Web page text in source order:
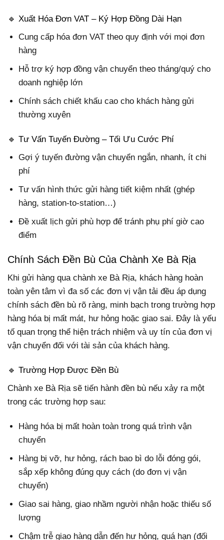
🔹 Xuất Hóa Đơn VAT – Ký Hợp Đồng Dài Hạn
Cung cấp hóa đơn VAT theo quy định với mọi đơn
hàng
Hỗ trợ ký hợp đồng vận chuyển theo tháng/quý cho
doanh nghiệp lớn
Chính sách chiết khấu cao cho khách hàng gửi
thường xuyên
🔹 Tư Vấn Tuyến Đường – Tối Ưu Cước Phí
Gợi ý tuyến đường vận chuyển ngắn, nhanh, ít chi
phí
Tư vấn hình thức gửi hàng tiết kiệm nhất (ghép
hàng, station-to-station…)
Đề xuất lịch gửi phù hợp để tránh phụ phí giờ cao
điểm
Chính Sách Đền Bù Của Chành Xe Bà Rịa
Khi gửi hàng qua chành xe Bà Rịa, khách hàng hoàn
toàn yên tâm vì đa số các đơn vị vận tải đều áp dụng
chính sách đền bù rõ ràng, minh bạch trong trường hợp
hàng hóa bị mất mát, hư hỏng hoặc giao sai. Đây là yếu
tố quan trọng thể hiện trách nhiệm và uy tín của đơn vị
vận chuyển đối với tài sản của khách hàng.
🔹 Trường Hợp Được Đền Bù
Chành xe Bà Rịa sẽ tiến hành đền bù nếu xảy ra một
trong các trường hợp sau:
Hàng hóa bị mất hoàn toàn trong quá trình vận
chuyển
Hàng bị vỡ, hư hỏng, rách bao bì do lỗi đóng gói,
sắp xếp không đúng quy cách (do đơn vị vận
chuyển)
Giao sai hàng, giao nhầm người nhận hoặc thiếu số
lượng
Chậm trễ giao hàng dẫn đến hư hỏng, quá hạn (đối